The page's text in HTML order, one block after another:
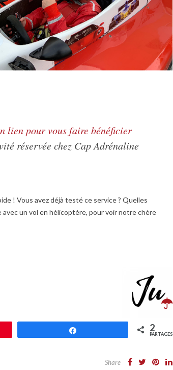
lien pour vous faire bénéficier
réservée chez Cap Adrénaline
! Vous avez déjà testé ce service ? Quelles
un vol en hélicoptère, pour voir notre chère
2
PARTAGES
Share